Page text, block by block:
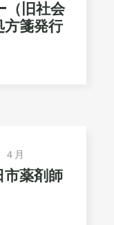
（旧社会
方箋発行
４月
市薬剤師